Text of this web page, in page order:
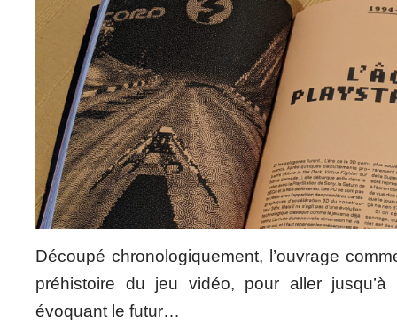
Découpé chronologiquement, l’ouvrage
préhistoire du jeu vidéo, pour aller jusqu’à
évoquant le futur…